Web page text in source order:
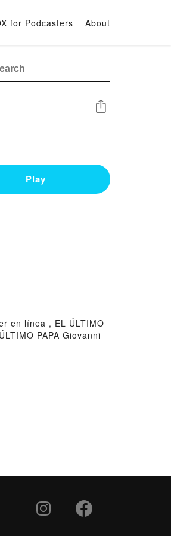
for Podcasters About
Share
Play
en línea , EL ÚLTIMO
PAPA Giovanni